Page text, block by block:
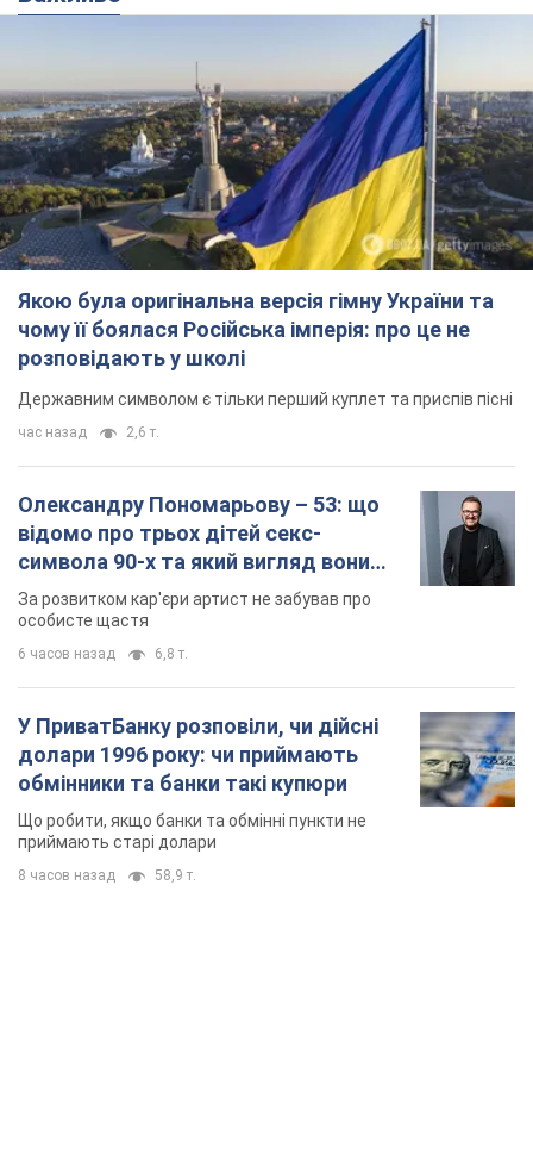
Якою була оригінальна версія гімну України та
чому її боялася Російська імперія: про це не
розповідають у школі
Державним символом є тільки перший куплет та приспів пісні
час назад 2,6 т.
Олександру Пономарьову – 53: що
відомо про трьох дітей секс-
символа 90-х та який вигляд вони
мають
За розвитком кар'єри артист не забував про
особисте щастя
6 часов назад 6,8 т.
У ПриватБанку розповіли, чи дійсні
долари 1996 року: чи приймають
обмінники та банки такі купюри
Що робити, якщо банки та обмінні пункти не
приймають старі долари
8 часов назад 58,9 т.